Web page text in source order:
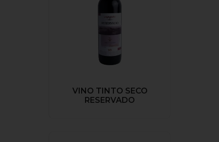
VINO TINTO SECO
RESERVADO